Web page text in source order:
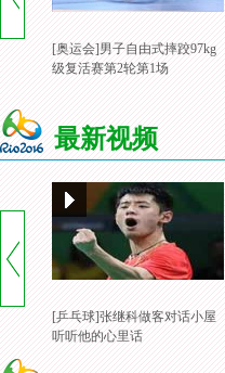
[奥运会]男子自由式摔跤97kg
级复活赛第2轮第1场
最新视频
[乒乓球]张继科做客对话小屋
听听他的心里话